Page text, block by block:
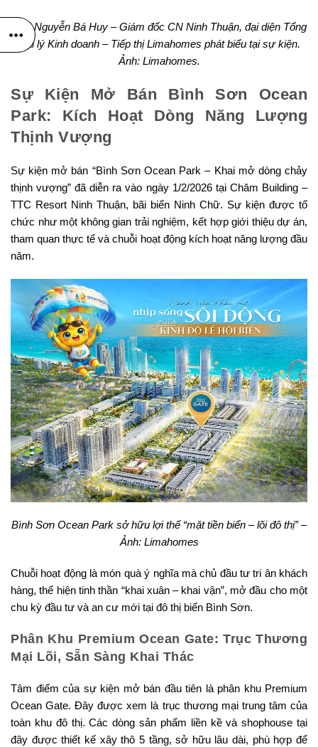
Ông Nguyễn Bá Huy – Giám đốc CN Ninh Thuận, đại diện Tổng
Đại lý Kinh doanh – Tiếp thị Limahomes phát biểu tại sự kiện.
Ảnh: Limahomes.
Sự Kiện Mở Bán Bình Sơn Ocean
Park: Kích Hoạt Dòng Năng Lượng
Thịnh Vượng
Sự kiện mở bán “Bình Sơn Ocean Park – Khai mở dòng chảy
thịnh vượng” đã diễn ra vào ngày 1/2/2026 tại Chăm Building –
TTC Resort Ninh Thuận, bãi biển Ninh Chữ. Sự kiện được tổ
chức như một không gian trải nghiệm, kết hợp giới thiệu dự án,
tham quan thực tế và chuỗi hoạt động kích hoạt năng lượng đầu
năm.
Bình Sơn Ocean Park sở hữu lợi thế “mặt tiền biển – lõi đô thị” –
Ảnh: Limahomes
Chuỗi hoạt động là món quà ý nghĩa mà chủ đầu tư tri ân khách
hàng, thể hiện tinh thần “khai xuân – khai vận”, mở đầu cho một
chu kỳ đầu tư và an cư mới tại đô thị biển Bình Sơn.
Phân Khu Premium Ocean Gate: Trục Thương
Mại Lõi, Sẵn Sàng Khai Thác
Tâm điểm của sự kiện mở bán đầu tiên là phân khu Premium
Ocean Gate. Đây được xem là trục thương mại trung tâm của
toàn khu đô thị. Các dòng sản phẩm liền kề và shophouse tại
đây được thiết kế xây thô 5 tầng, sở hữu lâu dài, phù hợp để